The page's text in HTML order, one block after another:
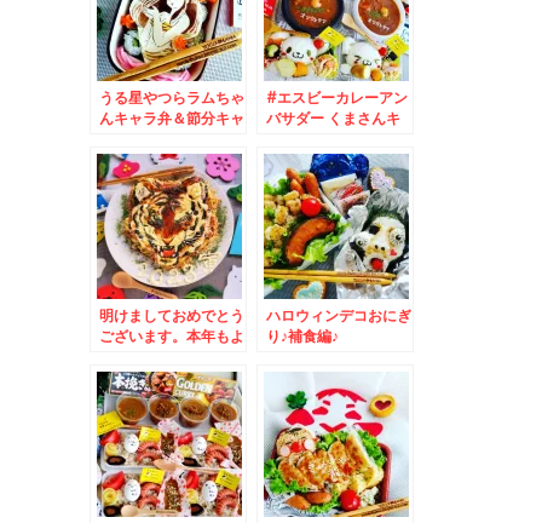
うる星やつらラムちゃ
んキャラ弁＆節分キャ
し。
#エスビーカレーアン
バサダー くまさんキ
レー #お月見カレー
明けましておめでとう
ございます。本年もよ
ます。寅年お好み焼ア
ート♪
ハロウィンデコおにぎ
り♪補食編♪